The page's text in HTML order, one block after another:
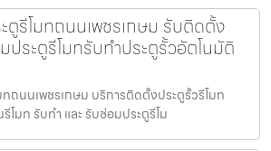
ตูรีโมทถนนเพชรเกษม รับติดตั้ง
ประตูรีโมทรับทำประตูรั้วอัตโนมัติ
ถนนเพชรเกษม บริการติดตั้งประตูรั้วรีโมท
โมท รับทำ และ รับซ่อมประตูรีโม